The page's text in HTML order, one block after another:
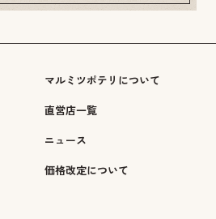
マルミツポテリについて
直営店一覧
ニュース
価格改定について